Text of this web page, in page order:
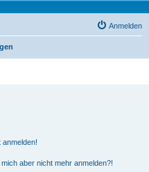
Anmelden
aber nicht mehr anmelden?!